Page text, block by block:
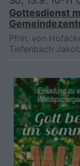
Gottesdienst
Pfrin. von
Tiefenbach